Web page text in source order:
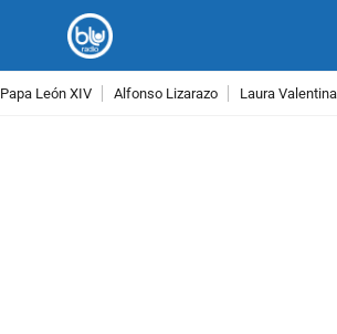
Papa León XIV Alfonso Lizarazo Laura